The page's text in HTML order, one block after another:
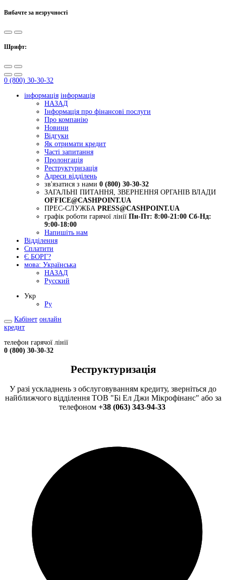
Вибачте за незручності
Шрифт:
0 (800) 30-30-32
інформація інформація
НАЗАД
Інформація про фінансові послуги
Про компанію
Новини
Відгуки
Як отримати кредит
Часті запитання
Пролонгація
Реструктуризація
Адреси відділень
зв'язатися з нами 0 (800) 30-30-32
ЗАГАЛЬНІ ПИТАННЯ, ЗВЕРНЕННЯ ОРГАНІВ ВЛАДИ
OFFICE@CASHPOINT.UA
ПРЕС-СЛУЖБА PRESS@CASHPOINT.UA
графік роботи гарячої лінії Пн-Пт: 8:00-21:00 Сб-Нд:
9:00-18:00
Напишіть нам
Відділення
Сплатити
Є БОРГ?
мова: Українська
НАЗАД
Русский
Укр
Ру
Кабінет онлайн
кредит
телефон гарячої лінії
0 (800) 30-30-32
Реструктуризація
У разі ускладнень з обслуговуванням кредиту, зверніться до
найближчого відділення ТОВ "Бі Ел Джи Мікрофінанс" або за
телефоном +38 (063) 343-94-33